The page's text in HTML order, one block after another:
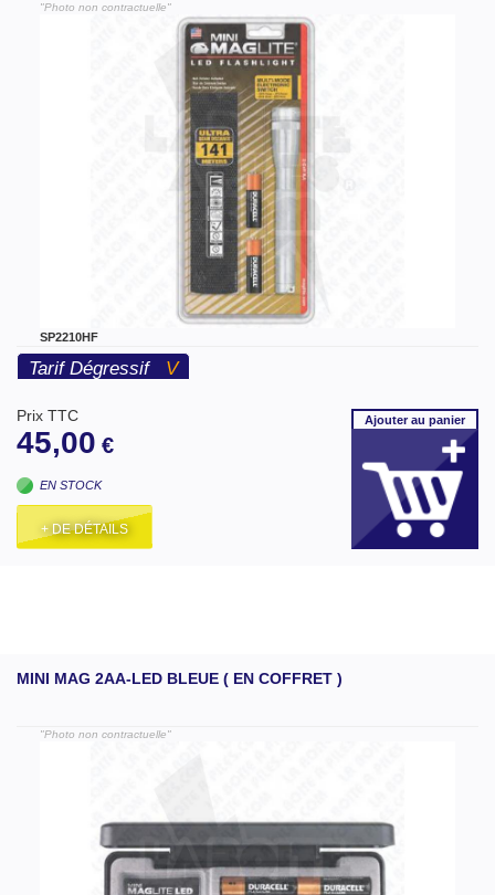
"Photo non contractuelle"
SP2210HF
Tarif Dégressif V
Prix TTC
45,00 €
EN STOCK
+ DE DÉTAILS
Ajouterau panier
MINI MAG 2AA-LED BLEUE ( EN COFFRET )
"Photo non contractuelle"